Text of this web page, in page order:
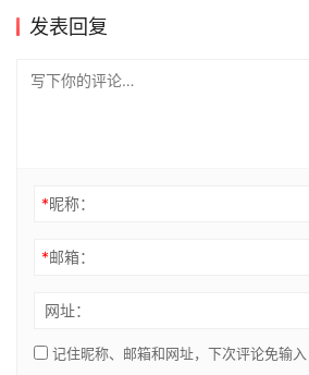
2025年12月31日
发表回复
*昵称：
*邮箱：
网址：